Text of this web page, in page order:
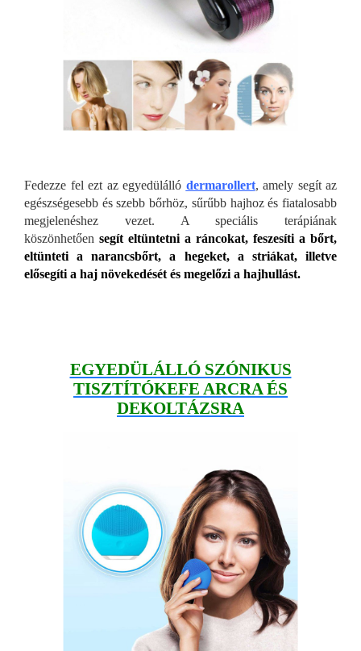
Fedezze fel ezt az egyedülálló dermarollert, amely segít az
egészségesebb és szebb bőrhöz, sűrűbb hajhoz és fiatalosabb
megjelenéshez vezet. A speciális terápiának
köszönhetően segít eltüntetni a ráncokat, feszesíti a bőrt,
eltünteti a narancsbőrt, a hegeket, a striákat, illetve
elősegíti a haj növekedését és megelőzi a hajhullást.
EGYEDÜLÁLLÓ SZÓNIKUS
TISZTÍTÓKEFE ARCRA ÉS
DEKOLTÁZSRA